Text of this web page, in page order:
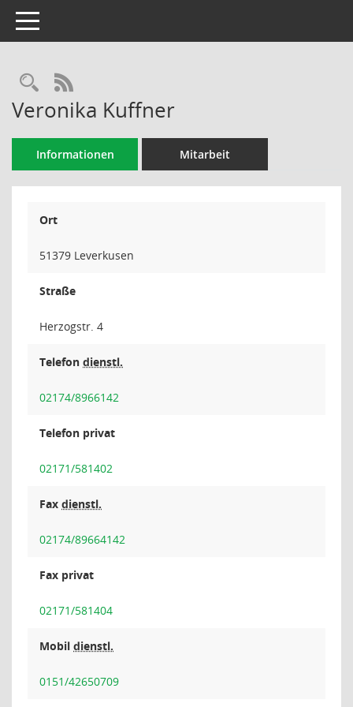
Toggle navigation
Rechercheauswahl
RSS-Feed
Veronika Kuffner
Informationen Mitarbeit
Ort
51379 Leverkusen
Straße
Herzogstr. 4
Telefon dienstl.
02174/8966142
Telefon privat
02171/581402
Fax dienstl.
02174/89664142
Fax privat
02171/581404
Mobil dienstl.
0151/42650709